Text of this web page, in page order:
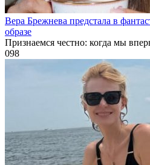
Вера Брежнева предстала в
образе
Признаемся честно: когда мы
098